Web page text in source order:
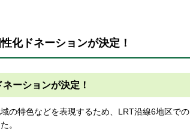
化ドネーションが決定！
ーションが決定！
の特色などを表現するため、LRT沿線6地区で
。